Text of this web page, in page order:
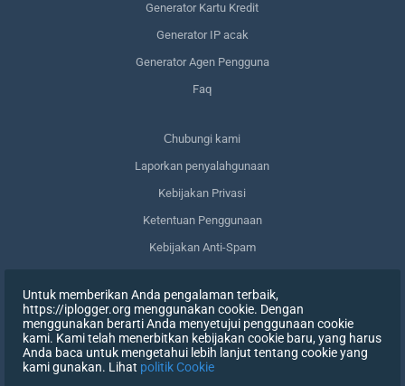
Generator Kartu Kredit
Generator IP acak
Generator Agen Pengguna
Faq
Сhubungi kami
Laporkan penyalahgunaan
Kebijakan Privasi
Ketentuan Penggunaan
Kebijakan Anti-Spam
Menghapus data saya
Mencabut persetujuan
Untuk memberikan Anda pengalaman terbaik,
https://iplogger.org menggunakan cookie. Dengan
menggunakan berarti Anda menyetujui penggunaan cookie
kami. Kami telah menerbitkan kebijakan cookie baru, yang harus
Anda baca untuk mengetahui lebih lanjut tentang cookie yang
kami gunakan. Lihat politik Cookie